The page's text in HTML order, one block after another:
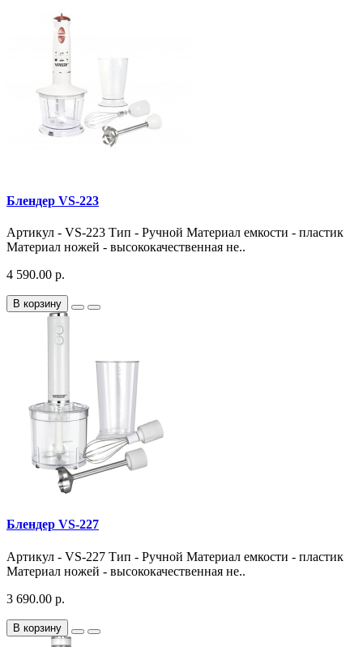
Блендер VS-223
Артикул - VS-223 Тип - Ручной Материал емкости - пластик
Материал ножей - высококачественная не..
4 590.00 р.
В корзину
Блендер VS-227
Артикул - VS-227 Тип - Ручной Материал емкости - пластик
Материал ножей - высококачественная не..
3 690.00 р.
В корзину